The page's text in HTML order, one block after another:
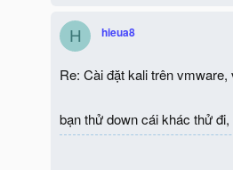
H hieua8
Re: Cài đặt kali trên
bạn thử down cái khác thử